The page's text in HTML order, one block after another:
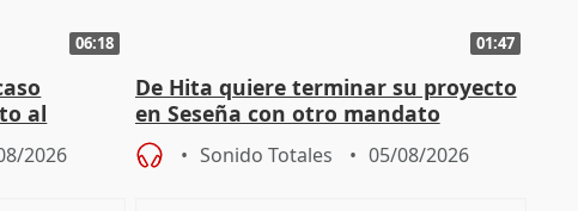
06:18
al
2026
01:47
De Hita quiere terminar su proyecto
en Seseña con otro mandato
Sonido Totales 05/08/2026